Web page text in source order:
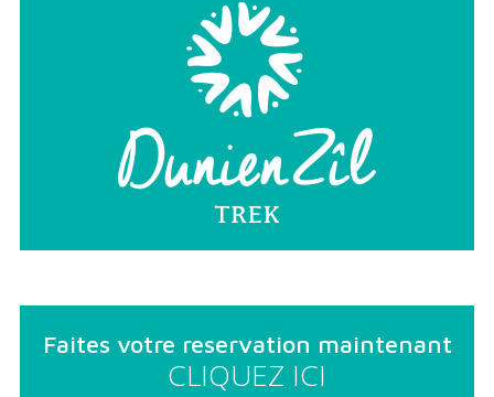
Faites votre reservation maintenant
CLIQUEZ ICI